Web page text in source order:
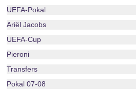
UEFA-Pokal
Ariël Jacobs
UEFA-Cup
Pieroni
Transfers
Pokal 07-08